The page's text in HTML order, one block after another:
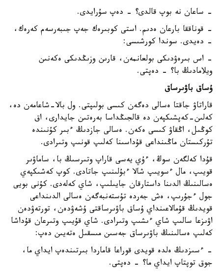
- ساعان نە بوپ قالدى؟ - دەپ سۇرايدى.
- قوناققا بارعان ەدىم. استى كوبىرەك جەپ جىبەرسەم كەرەك،
- دەيدى. سوندا كورشىسى:
- اس بىرەۋدىكى بولعانمەن، قارىن وزىڭدىكى ەكەنىن
ويلامادىڭ با؟ - دەپتى.
ۇساق باۋىرساق
قاراتاۋ جاقتا ەسالى دەگەن كىسى بولىپتى. ول بالا-شاعامەن دە،
كەلىن-كەپشىكپەن دە قالجىڭداسا بەرەتىن جايدارى، اق
كوڭىل، اڭقاۋ كىسى ەكەن. ەسالى جازدىڭ ءبىر كۇنىندە
تۇركىستان ماڭىنداعى قۇداسىنا كەلىپ قونىپ وتىرادى.
قۇدا كەلگەن سوڭ، ءۇي يەسى قاراپ وتىرسىڭ با، ساماۋىر
قويىپ، مال ءسويىپ شالا ءبۇلىنىپ جاتادى. كوپ كەشىكپەي
ەسالىنىڭ الدىنا داستارقان جايىلىپ، شاي كەلەدى. كۇنى بويى
جول ءجۇرىپ، ەش جەردە تۇستەنبەگەن ەسالى الدىنداعى
قويدىڭ قۇمالاعىنداي ۇساق باۋىرساقتى ۇشەۋدەن، تورتەۋدەن
اۋىزعا سالىپ شاي ءىشىپ وتىرادى. شاي قۇيىپ وتىرعان قۇداشا
كەلىپ ەسالىنىڭ باۋىرساق جەسىن مىسقىل ەتەيىن دەپ:
- ءسىزدىڭ ەلدە قويدى قوراعا قاماردا بىرتىندەپ ايداي ما،
جوق توپتاپ ايداي ما؟ - دەپتى.